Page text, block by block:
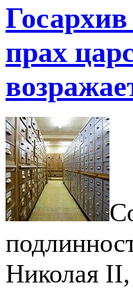
прах
Николая II,